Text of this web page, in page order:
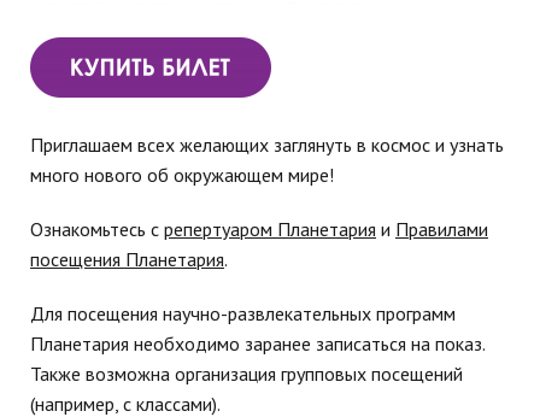
Приглашаем всех желающих заглянуть в космос и узнать
много нового об окружающем мире!
Ознакомьтесь с репертуаром Планетария и Правилами
посещения Планетария.
Для посещения научно-развлекательных программ
Планетария необходимо заранее записаться на показ.
Также возможна организация групповых посещений
(например, с классами).